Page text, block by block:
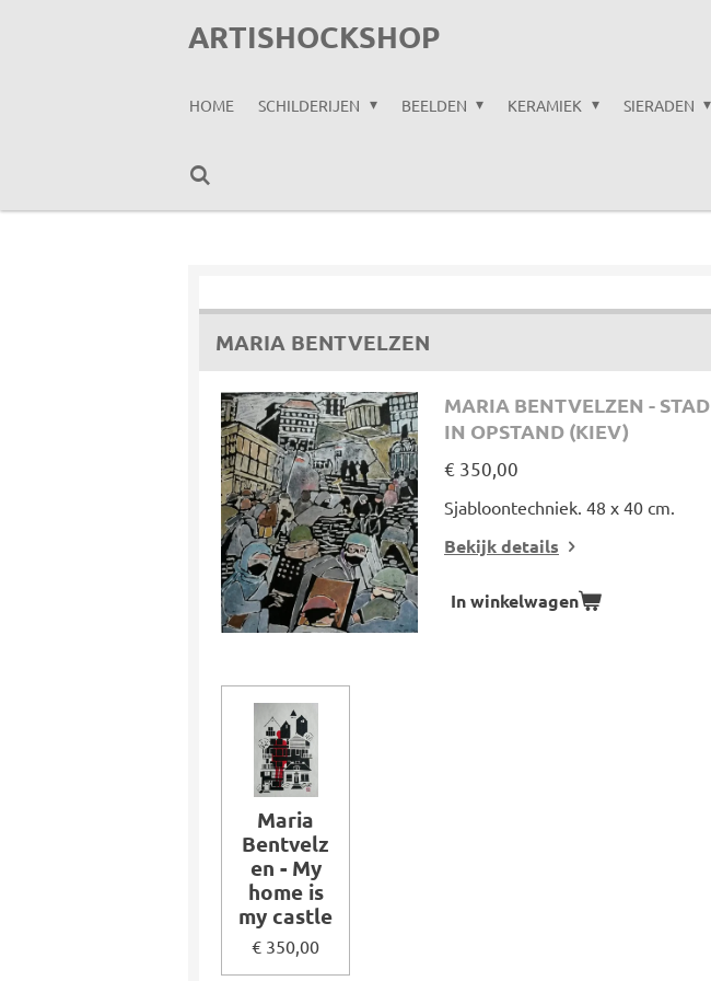
ARTISHOCKSHOP
HOME SCHILDERIJEN BEELDEN KERAMIEK SIERADEN
MARIA BENTVELZEN
MARIA BENTVELZEN - STAD
IN OPSTAND (KIEV)
€ 350,00
Sjabloontechniek. 48 x 40 cm.
Bekijk details
In winkelwagen
Maria
Bentvelz
en - My
home is
my castle
€ 350,00